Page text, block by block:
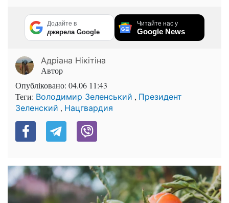
Додайте в
джерела Google
Читайте нас у
Google News
Адріана Нікітіна
Автор
Опубліковано: 04.06 11:43
Теги: Володимир Зеленський , Президент
Зеленский , Нацгвардия